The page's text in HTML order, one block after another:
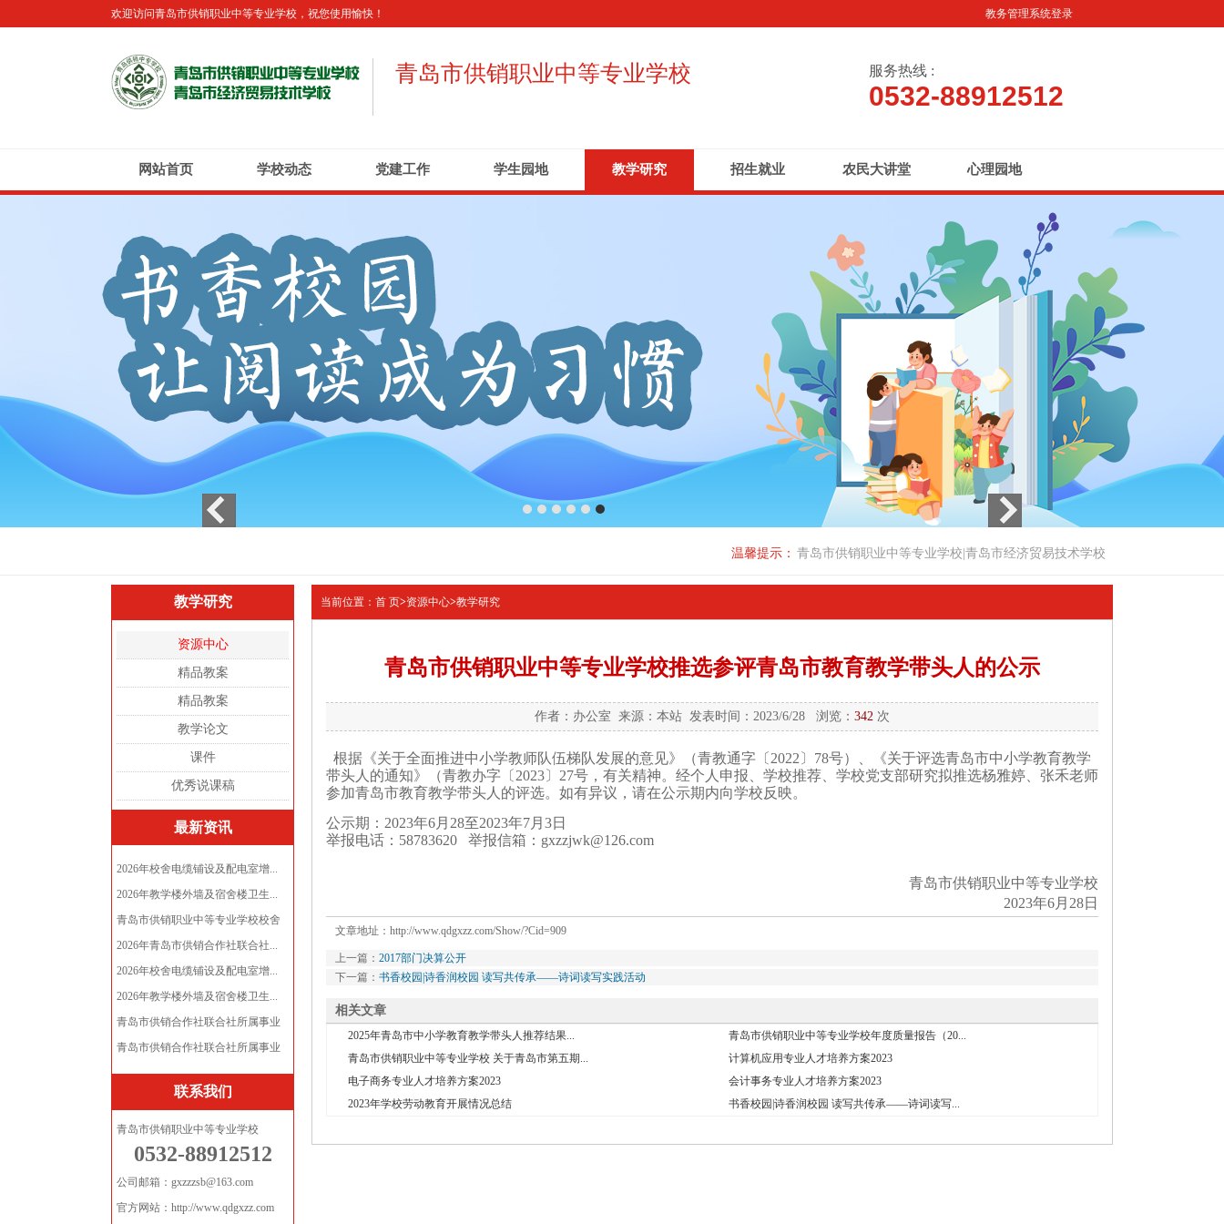
教务管理系统登录
欢迎访问青岛市供销职业中等专业学校，祝您使用愉快！
青岛市供销职业中等专业学校 服务热线 :
0532-88912512
网站首页 学校动态 党建工作 学生园地 教学研究 招生就业 农民大讲堂 心理园地
温馨提示： 青岛市供销职业中等专业学校|青岛市经济贸易技术学校
教学研究
资源中心
精品教案
精品教案
教学论文
课件
优秀说课稿
最新资讯
2026年校舍电缆铺设及配电室增...
2026年教学楼外墙及宿舍楼卫生...
青岛市供销职业中等专业学校校舍
电...
2026年青岛市供销合作社联合社...
2026年校舍电缆铺设及配电室增...
2026年教学楼外墙及宿舍楼卫生...
青岛市供销合作社联合社所属事业
单...
青岛市供销合作社联合社所属事业
单...
联系我们
青岛市供销职业中等专业学校
0532-88912512
公司邮箱：gxzzzsb@163.com
官方网站：http://www.qdgxzz.com
当前位置： 首 页>资源中心>教学研究
青岛市供销职业中等专业学校推选参评青岛市教育教学带头人的公示
作者：办公室 来源：本站 发表时间：2023/6/28 浏览： 342 次
根据《关于全面推进中小学教师队伍梯队发展的意见》（青教通字〔2022〕78号）、《关于评选青岛市中小学教育教学
带头人的通知》（青教办字〔2023〕27号，有关精神。经个人申报、学校推荐、学校党支部研究拟推选杨雅婷、张禾老师
参加青岛市教育教学带头人的评选。如有异议，请在公示期内向学校反映。
公示期：2023年6月28至2023年7月3日
举报电话：58783620 举报信箱：gxzzjwk@126.com
青岛市供销职业中等专业学校
2023年6月28日
文章地址： http://www.qdgxzz.com/Show/?Cid=909
上一篇： 2017部门决算公开
下一篇： 书香校园|诗香润校园 读写共传承——诗词读写实践活动
相关文章
2025年青岛市中小学教育教学带头人推荐结果...
青岛市供销职业中等专业学校年度质量报告（20...
青岛市供销职业中等专业学校 关于青岛市第五期...
计算机应用专业人才培养方案2023
电子商务专业人才培养方案2023
会计事务专业人才培养方案2023
2023年学校劳动教育开展情况总结
书香校园|诗香润校园 读写共传承——诗词读写...